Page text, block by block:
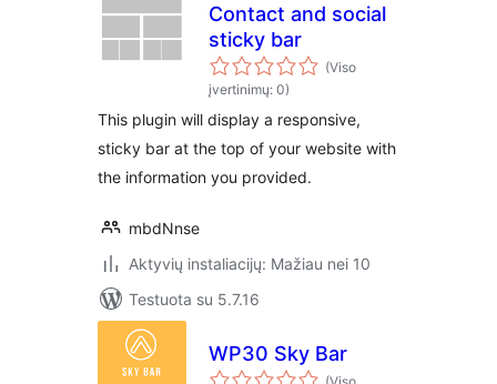
Contact and social
sticky bar
(Viso
įvertinimų: 0)
This plugin will display a responsive,
sticky bar at the top of your website with
the information you provided.
mbdNnse
Aktyvių instaliacijų: Mažiau nei 10
Testuota su 5.7.16
WP30 Sky Bar